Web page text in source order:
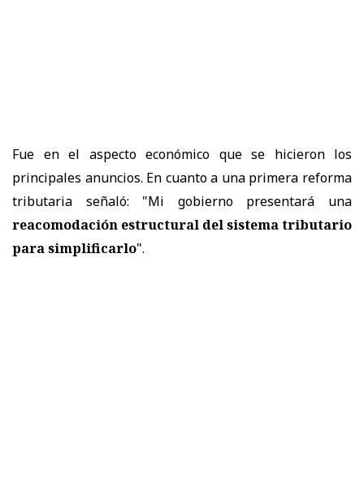
Fue en el aspecto económico que se hicieron los
principales anuncios. En cuanto a una primera reforma
tributaria señaló: "Mi gobierno presentará una
reacomodación estructural del sistema tributario
para simplificarlo".